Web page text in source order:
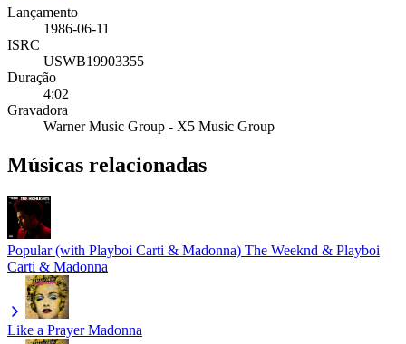
Lançamento
1986-06-11
ISRC
USWB19903355
Duração
4:02
Gravadora
Warner Music Group - X5 Music Group
Músicas relacionadas
Popular (with Playboi Carti & Madonna) The Weeknd & Playboi
Carti & Madonna
Like a Prayer Madonna